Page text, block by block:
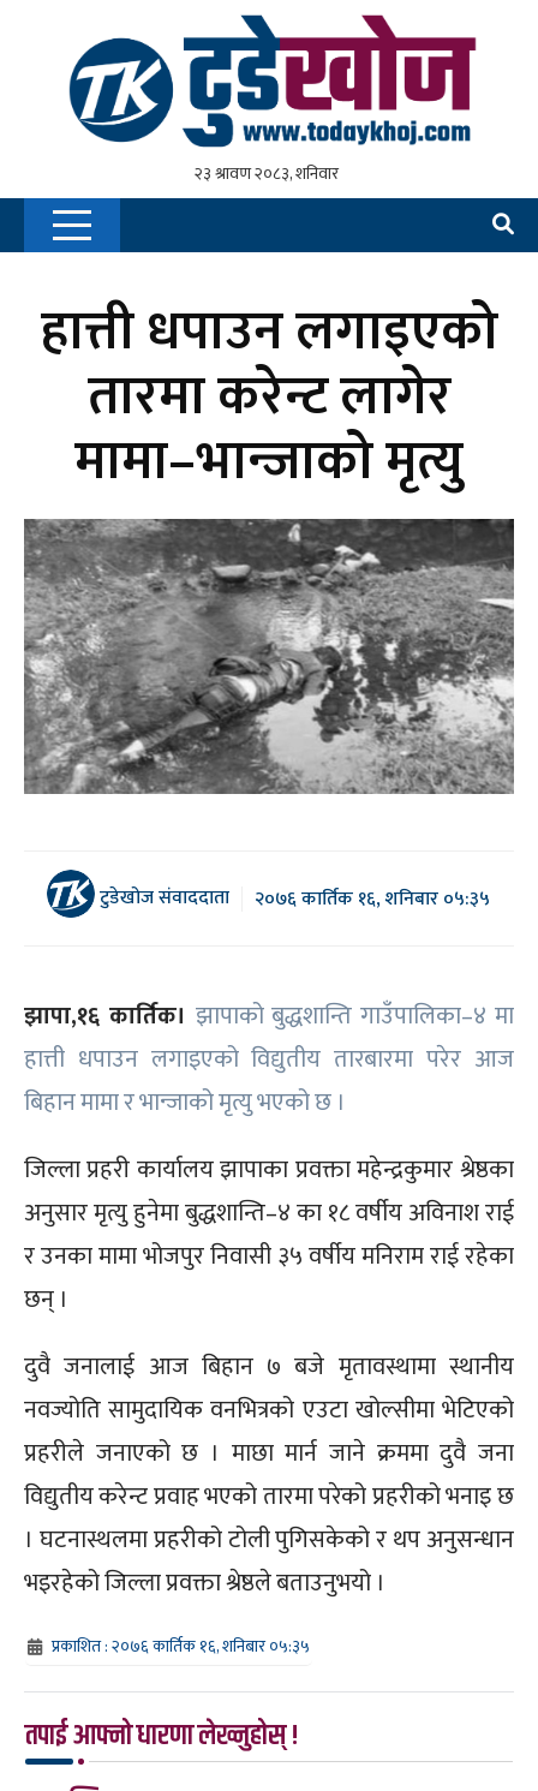
हात्ती धपाउन लगाइएको
तारमा करेन्ट लागेर
मामा–भान्जाको मृत्यु
टुडेखोज संवाददाता २०७६ कार्तिक १६, शनिबार ०५:३५
झापा,१६ कार्तिक। झापाको बुद्धशान्ति गाउँपालिका–४ मा
हात्ती धपाउन लगाइएको विद्युतीय तारबारमा परेर आज
बिहान मामा र भान्जाको मृत्यु भएको छ ।
जिल्ला प्रहरी कार्यालय झापाका प्रवक्ता महेन्द्रकुमार श्रेष्ठका
अनुसार मृत्यु हुनेमा बुद्धशान्ति–४ का १८ वर्षीय अविनाश राई
र उनका मामा भोजपुर निवासी ३५ वर्षीय मनिराम राई रहेका
छन् ।
दुवै जनालाई आज बिहान ७ बजे मृतावस्थामा स्थानीय
नवज्योति सामुदायिक वनभित्रको एउटा खोल्सीमा भेटिएको
प्रहरीले जनाएको छ । माछा मार्न जाने क्रममा दुवै जना
विद्युतीय करेन्ट प्रवाह भएको तारमा परेको प्रहरीको भनाइ छ
। घटनास्थलमा प्रहरीको टोली पुगिसकेको र थप अनुसन्धान
भइरहेको जिल्ला प्रवक्ता श्रेष्ठले बताउनुभयो ।
प्रकाशित : २०७६ कार्तिक १६, शनिबार ०५:३५
तपाई आफ्नो धारणा लेख्नुहोस् !